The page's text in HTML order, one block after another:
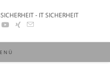
- IT SICHERHEIT